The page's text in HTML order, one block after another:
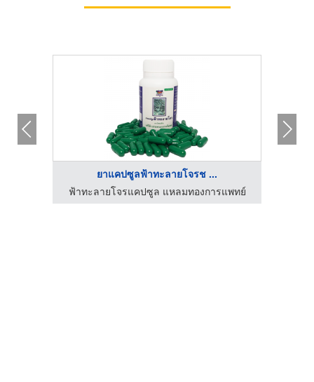
ยาแคปซูลฟ้าทะลายโจรช ...
ฟ้าทะลายโจรแคปซูล แหลมทองการแพทย์